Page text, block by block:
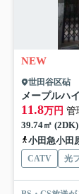
NEW
世田谷区砧
メープルハ
11.8万円 管
39.74㎡
小田急小田
CATV 光